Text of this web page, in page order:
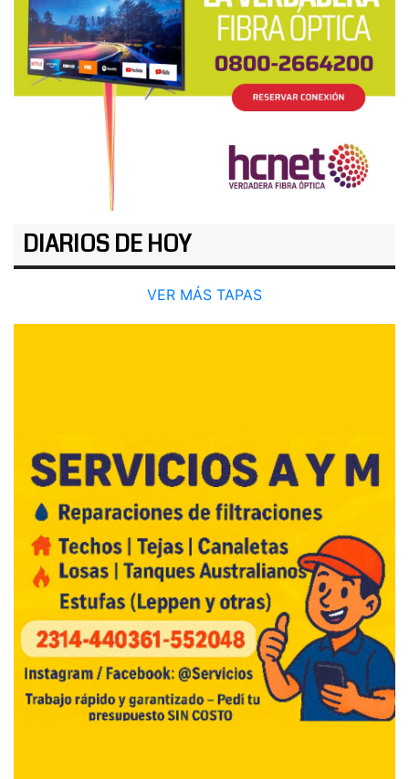
DIARIOS DE HOY
VER MÁS TAPAS